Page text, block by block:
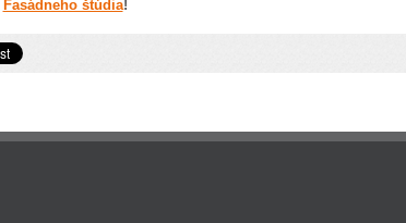
Fasádneho štúdia!